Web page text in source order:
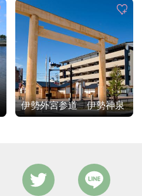
伊勢外宮参道 伊勢神泉